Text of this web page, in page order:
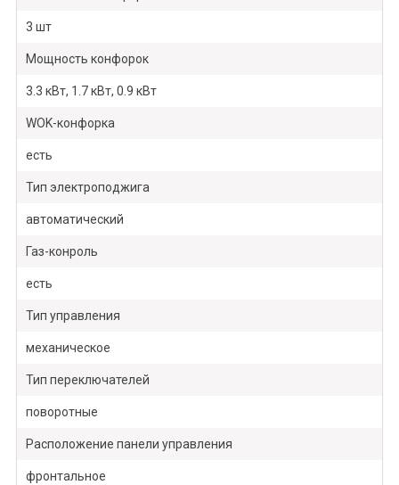
3 шт
Мощность конфорок
3.3 кВт, 1.7 кВт, 0.9 кВт
WOK-конфорка
есть
Тип электроподжига
автоматический
Газ-конроль
есть
Тип управления
механическое
Тип переключателей
поворотные
Расположение панели управления
фронтальное